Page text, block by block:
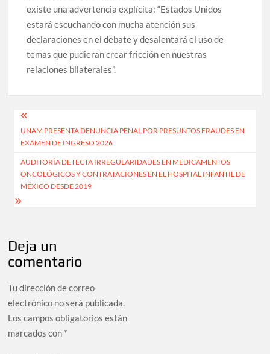
existe una advertencia explícita: “Estados Unidos
estará escuchando con mucha atención sus
declaraciones en el debate y desalentará el uso de
temas que pudieran crear fricción en nuestras
relaciones bilaterales”.
Navegación
de
entradas
UNAM PRESENTA DENUNCIA PENAL POR PRESUNTOS FRAUDES EN
EXAMEN DE INGRESO 2026
AUDITORÍA DETECTA IRREGULARIDADES EN MEDICAMENTOS
ONCOLÓGICOS Y CONTRATACIONES EN EL HOSPITAL INFANTIL DE
MÉXICO DESDE 2019
Deja un
comentario
Tu dirección de correo
electrónico no será publicada.
Los campos obligatorios están
marcados con *